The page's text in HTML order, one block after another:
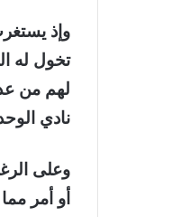
وإذ
تخول له
لهم من
نادي
وعلى
أو أمر